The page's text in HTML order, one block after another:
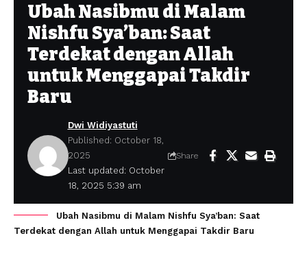
Ubah Nasibmu di Malam
Nishfu Sya’ban: Saat
Terdekat dengan Allah
untuk Menggapai Takdir
Baru
Last updated: October
18, 2025 5:39 am
Dwi Widiyastuti
Published: October 18,
2025
Share
Ubah Nasibmu di Malam Nishfu Sya’ban: Saat
Terdekat dengan Allah untuk Menggapai Takdir Baru